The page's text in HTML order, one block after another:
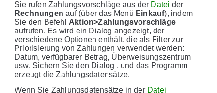
Sie rufen Zahlungsvorschläge aus der Datei der
Rechnungen auf (über das Menü Einkauf), indem
Sie den Befehl Aktion>Zahlungsvorschläge
aufrufen. Es wird ein Dialog angezeigt, der
verschiedene Optionen enthält, die als Filter zur
Priorisierung von Zahlungen verwendet werden:
Datum, verfügbarer Betrag, Überweisungszentrum
usw. Sichern Sie den Dialog , und das Programm
erzeugt die Zahlungsdatensätze.
Wenn Sie Zahlungsdatensätze in der Datei